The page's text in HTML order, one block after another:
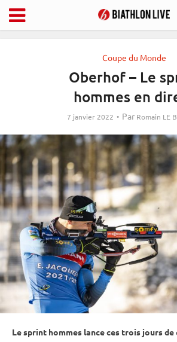
Coupe du Monde
Oberhof – Le
hommes en
7 janvier 2022 Par Romain LE
Lesprint hommes lance ces trois jours